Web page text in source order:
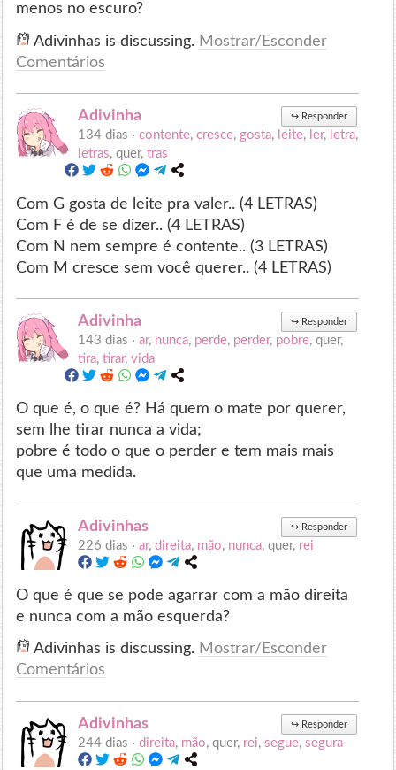
menos no escuro?
Adivinhas is discussing. Mostrar/Esconder
Comentários
Adivinha ↪ Responder
134 dias ·contente,cresce, gosta, leite, ler, letra,
letras, quer,tras
Com G gosta de leite pra valer.. (4 LETRAS)
Com F é de se dizer.. (4 LETRAS)
Com N nem sempre é contente.. (3 LETRAS)
Com M cresce sem você querer.. (4 LETRAS)
Adivinha ↪ Responder
143 dias ·ar, nunca, perde, perder, pobre, quer,
tira,tirar,vida
O que é, o que é? Há quem o mate por querer,
sem lhe tirar nunca a vida;
pobre é todo o que o perder e tem mais mais
que uma medida.
Adivinhas ↪ Responder
226 dias ·ar,direita, mão, nunca, quer, rei
O que é que se pode agarrar com a mão direita
e nunca com a mão esquerda?
Adivinhas is discussing. Mostrar/Esconder
Comentários
Adivinhas ↪ Responder
244 dias ·direita, mão, quer, rei,segue,segura